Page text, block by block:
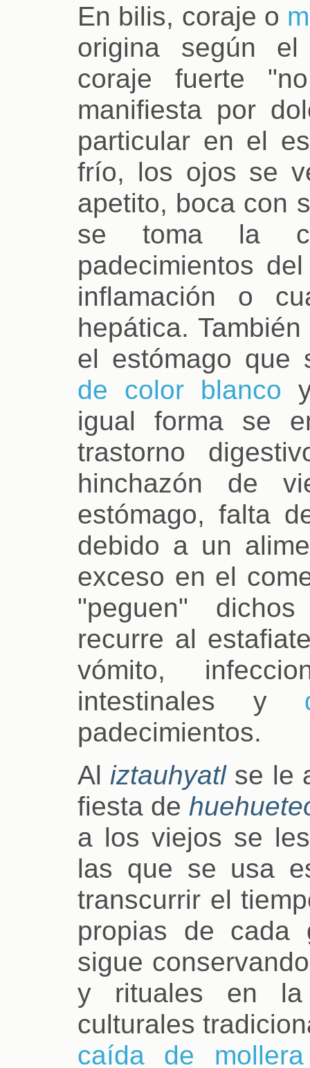
En bilis, coraje o
origina según
coraje fuerte
manifiesta por
particular en el
frío, los ojos se
apetito, boca con
se toma la
padecimientos
inflamación o
hepática.
el estómago
de color blanco
igual forma se
trastorno
hinchazón de
estómago, falta
debido a un
exceso en el
"peguen"
recurre al
vómito,
intestinales y
padecimientos.
Al iztauhyatlse le
fiesta de
a los viejos se
las que se usa
transcurrir el
propias de cada
sigue
y rituales en la
culturales
caída de mollera